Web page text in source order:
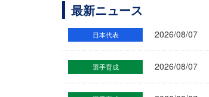
最新ニュース
日本代表 2026/08/07
選手育成 2026/08/07